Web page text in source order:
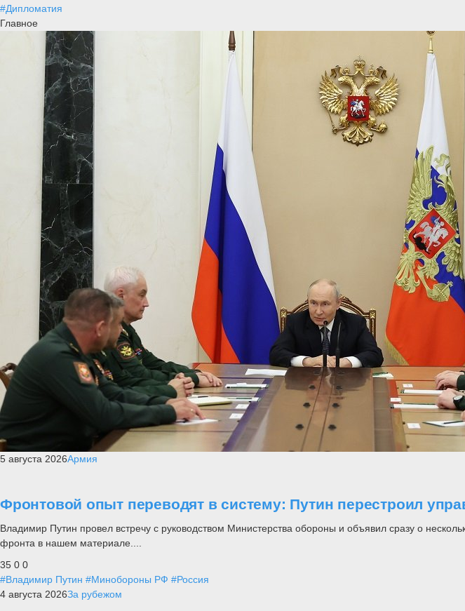
#Дипломатия
Главное
5 августа 2026Армия
Фронтовой опыт переводят в систему: Путин перестроил
Владимир Путин провел встречу с руководством Министерства обороны и объявил сразу о
фронта в нашем материале....
35 0 0
#Владимир Путин #Минобороны РФ #Россия
4 августа 2026За рубежом